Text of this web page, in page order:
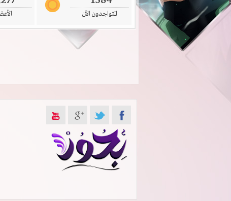
المتواجدون الآن